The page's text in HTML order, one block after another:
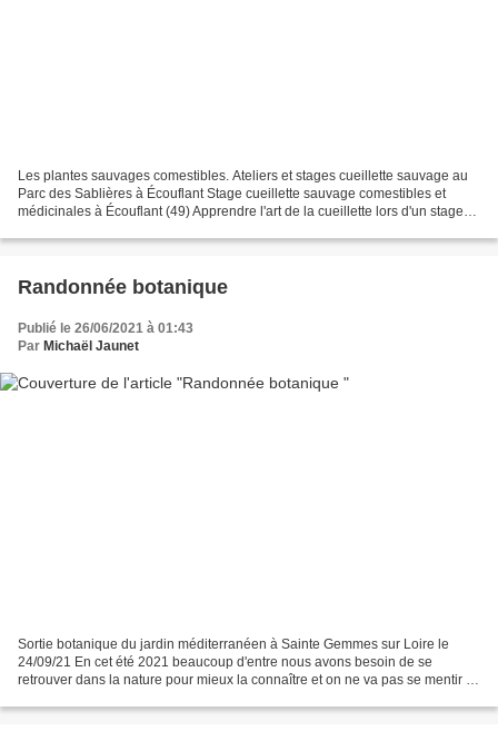
Les plantes sauvages comestibles. Ateliers et stages cueillette sauvage au
Parc des Sablières à Écouflant Stage cueillette sauvage comestibles et
médicinales à Écouflant (49) Apprendre l'art de la cueillette lors d'un stage
Randonnée botanique
Publié le 26/06/2021 à 01:43
Par Michaël Jaunet
Sortie botanique du jardin méditerranéen à Sainte Gemmes sur Loire le
24/09/21 En cet été 2021 beaucoup d'entre nous avons besoin de se
retrouver dans la nature pour mieux la connaître et on ne va pas se mentir ça